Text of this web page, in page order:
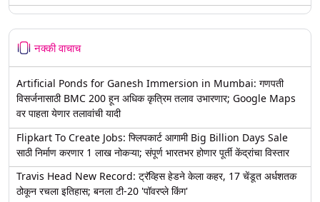
नक्की वाचाच
Artificial Ponds for Ganesh Immersion in Mumbai: गणपती
विसर्जनासाठी BMC 200 हून अधिक कृत्रिम तलाव उभारणार; Google Maps
वर पाहता येणार तलावांची यादी
Flipkart To Create Jobs: फ्लिपकार्ट आगामी Big Billion Days Sale
साठी निर्माण करणार 1 लाख नोकऱ्या; संपूर्ण भारतभर होणार पूर्ती केंद्रांचा विस्तार
Travis Head New Record: ट्रॅव्हिस हेडने केला कहर, 17 चेंडूत अर्धशतक
ठोकून रचला इतिहास; बनला टी-20 'पॉवरप्ले किंग'